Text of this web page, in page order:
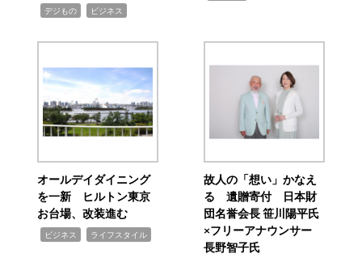
デジもの ビジネス
オールデイダイニング
を一新 ヒルトン東京
お台場、改装進む
ビジネス ライフスタイル
故人の「想い」かなえ
る 遺贈寄付 日本財
団名誉会長 笹川陽平氏
×フリーアナウンサー
長野智子氏